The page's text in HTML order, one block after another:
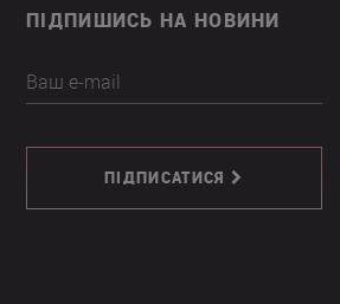
ПІДПИШИСЬ НА НОВИНИ
Ваш e-mail
ПІДПИСАТИСЯ